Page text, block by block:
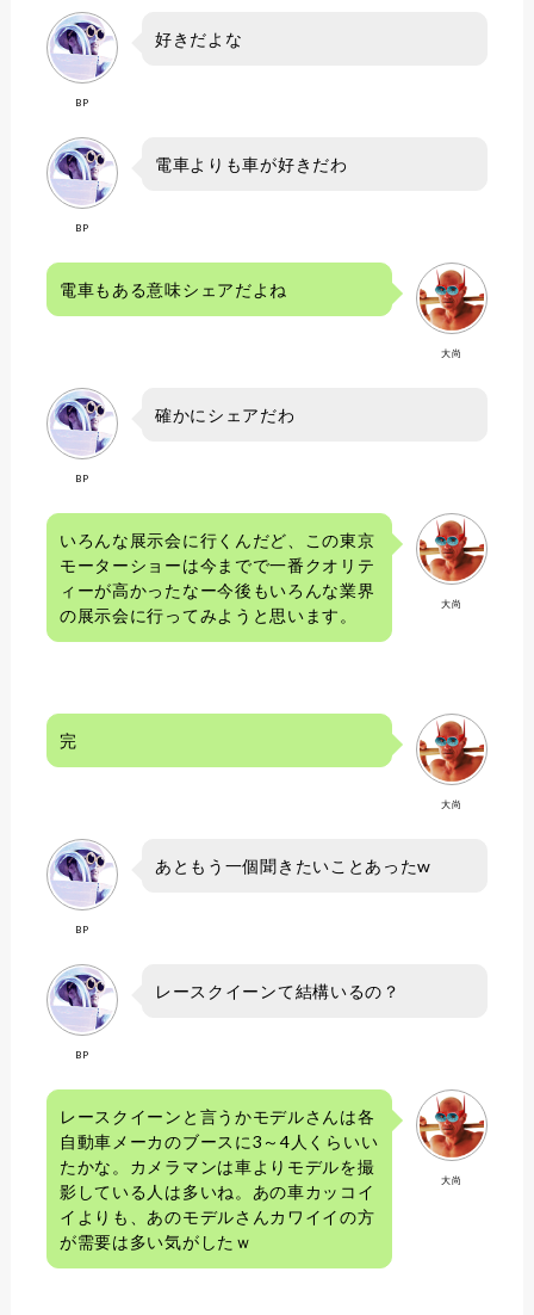
BP
好きだよな
BP
電車よりも車が好きだわ
大尚
電車もある意味シェアだよね
BP
確かにシェアだわ
大尚
いろんな展示会に行くんだど、この東京
モーターショーは今までで一番クオリテ
ィーが高かったなー今後もいろんな業界
の展示会に行ってみようと思います。
大尚
完
BP
あともう一個聞きたいことあったw
BP
レースクイーンて結構いるの？
大尚
レースクイーンと言うかモデルさんは各
自動車メーカのブースに3～4人くらいい
たかな。カメラマンは車よりモデルを撮
影している人は多いね。あの車カッコイ
イよりも、あのモデルさんカワイイの方
が需要は多い気がしたｗ